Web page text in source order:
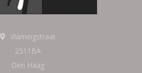
Vlamingstraat
2511BA
Den Haag